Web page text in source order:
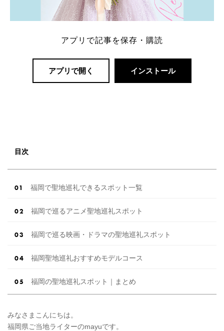
アプリで記事を保存・購読
アプリで開く インストール
目次
福岡で聖地巡礼できるスポット一覧
福岡で巡るアニメ聖地巡礼スポット
福岡で巡る映画・ドラマの聖地巡礼スポット
福岡聖地巡礼おすすめモデルコース
福岡の聖地巡礼スポット｜まとめ
みなさまこんにちは。
福岡県ご当地ライターのmayuです。